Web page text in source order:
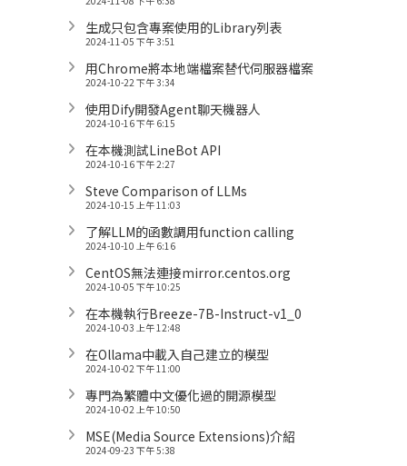
生成只包含專案使用的Library列表
2024-11-05 下午 3:51
用Chrome將本地端檔案替代伺服器檔案
2024-10-22 下午 3:34
使用Dify開發Agent聊天機器人
2024-10-16 下午 6:15
在本機測試LineBot API
2024-10-16 下午 2:27
Steve Comparison of LLMs
2024-10-15 上午 11:03
了解LLM的函數調用function calling
2024-10-10 上午 6:16
CentOS無法連接mirror.centos.org
2024-10-05 下午 10:25
在本機執行Breeze-7B-Instruct-v1_0
2024-10-03 上午 12:48
在Ollama中載入自己建立的模型
2024-10-02 下午 11:00
專門為繁體中文優化過的開源模型
2024-10-02 上午 10:50
MSE(Media Source Extensions)介紹
2024-09-23 下午 5:38